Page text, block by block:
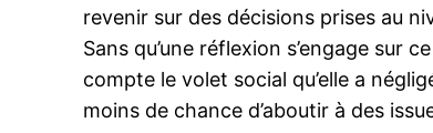
revenir sur des décisions prises au
Sans qu’une réflexion s’engage sur
compte le volet social qu’elle a
moins de chance d’aboutir à des